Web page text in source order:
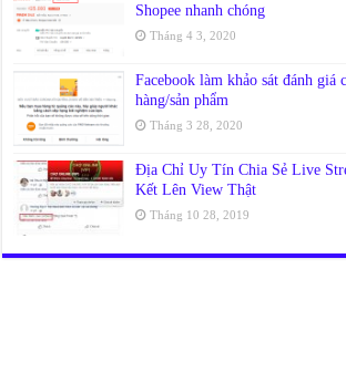
Shopee nhanh chóng
Tháng 4 3, 2020
Facebook làm khảo sát đánh giá
hàng/sản phẩm
Tháng 3 28, 2020
Địa Chỉ Uy Tín Chia Sẻ Live
Kết Lên View Thật
Tháng 10 28, 2019